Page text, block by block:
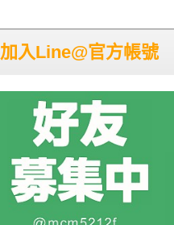
加入Line@官方帳號